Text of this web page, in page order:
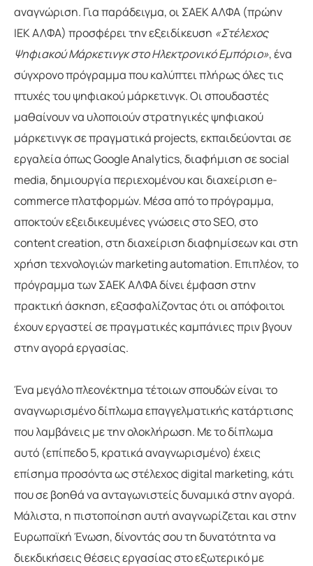
αναγνώριση. Για παράδειγμα, οι ΣΑΕΚ ΑΛΦΑ (πρώην
ΙΕΚ ΑΛΦΑ) προσφέρει την εξειδίκευση «Στέλεχος
Ψηφιακού Μάρκετινγκ στο Ηλεκτρονικό Εμπόριο», ένα
σύγχρονο πρόγραμμα που καλύπτει πλήρως όλες τις
πτυχές του ψηφιακού μάρκετινγκ. Οι σπουδαστές
μαθαίνουν να υλοποιούν στρατηγικές ψηφιακού
μάρκετινγκ σε πραγματικά projects, εκπαιδεύονται σε
εργαλεία όπως Google Analytics, διαφήμιση σε social
media, δημιουργία περιεχομένου και διαχείριση e-
commerce πλατφορμών. Μέσα από το πρόγραμμα,
αποκτούν εξειδικευμένες γνώσεις στο SEO, στο
content creation, στη διαχείριση διαφημίσεων και στη
χρήση τεχνολογιών marketing automation. Επιπλέον, το
πρόγραμμα των ΣΑΕΚ ΑΛΦΑ δίνει έμφαση στην
πρακτική άσκηση, εξασφαλίζοντας ότι οι απόφοιτοι
έχουν εργαστεί σε πραγματικές καμπάνιες πριν βγουν
στην αγορά εργασίας.
Ένα μεγάλο πλεονέκτημα τέτοιων σπουδών είναι το
αναγνωρισμένο δίπλωμα επαγγελματικής κατάρτισης
που λαμβάνεις με την ολοκλήρωση. Με το δίπλωμα
αυτό (επίπεδο 5, κρατικά αναγνωρισμένο) έχεις
επίσημα προσόντα ως στέλεχος digital marketing, κάτι
που σε βοηθά να ανταγωνιστείς δυναμικά στην αγορά.
Μάλιστα, η πιστοποίηση αυτή αναγνωρίζεται και στην
Ευρωπαϊκή Ένωση, δίνοντάς σου τη δυνατότητα να
διεκδικήσεις θέσεις εργασίας στο εξωτερικό με